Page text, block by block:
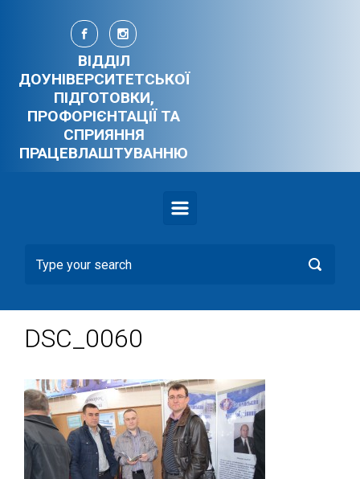
Skip to main content
ВІДДІЛ
ДОУНІВЕРСИТЕТСЬКОЇ
ПІДГОТОВКИ,
ПРОФОРІЄНТАЦІЇ ТА
СПРИЯННЯ
ПРАЦЕВЛАШТУВАННЮ
DSC_0060